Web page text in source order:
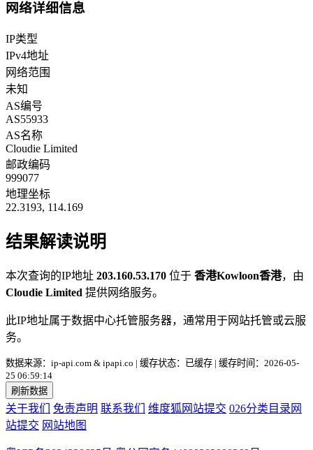
网络详细信息
IP类型
IPv4地址
网络范围
未知
AS编号
AS55933
AS名称
Cloudie Limited
邮政编码
999077
地理坐标
22.3193, 114.169
结果解读说明
本次查询的IP地址 203.160.53.170 位于 香港Kowloon香港，由
Cloudie Limited 提供网络服务。
此IP地址属于数据中心托管服务器，通常用于网站托管或云服
务。
数据来源：ip-api.com & ipapi.co | 缓存状态：已缓存 | 缓存时间：2026-05-
25 06:59:14
刷新数据
关于我们 免责声明 联系我们 维度狐网站提交 026分类目录网
站提交 网站地图